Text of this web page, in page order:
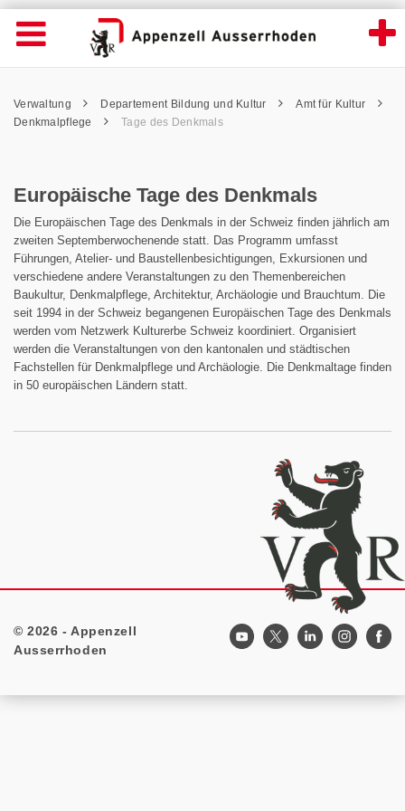
Europäische Tage des Denkmals -
Wichtige
Seiten
Home
Inhalt
Kontakt
Navigation öffnen
Inhalt
Pfadnavigation
Verwaltung Departement Bildung und Kultur
Amt für Kultur
Denkmalpflege
Tage des Denkmals
Europäische Tage des Denkmals
Die Europäischen Tage des Denkmals in der Schweiz finden jährlich am
zweiten Septemberwochenende statt. Das Programm umfasst
Führungen, Atelier- und Baustellenbesichtigungen, Exkursionen und
verschiedene andere Veranstaltungen zu den Themenbereichen
Baukultur, Denkmalpflege, Architektur, Archäologie und Brauchtum. Die
seit 1994 in der Schweiz begangenen Europäischen Tage des Denkmals
werden vom Netzwerk Kulturerbe Schweiz koordiniert. Organisiert
werden die Veranstaltungen von den kantonalen und städtischen
Fachstellen für Denkmalpflege und Archäologie. Die Denkmaltage finden
in 50 europäischen Ländern statt.
Footer
© 2026 - Appenzell
Ausserrhoden